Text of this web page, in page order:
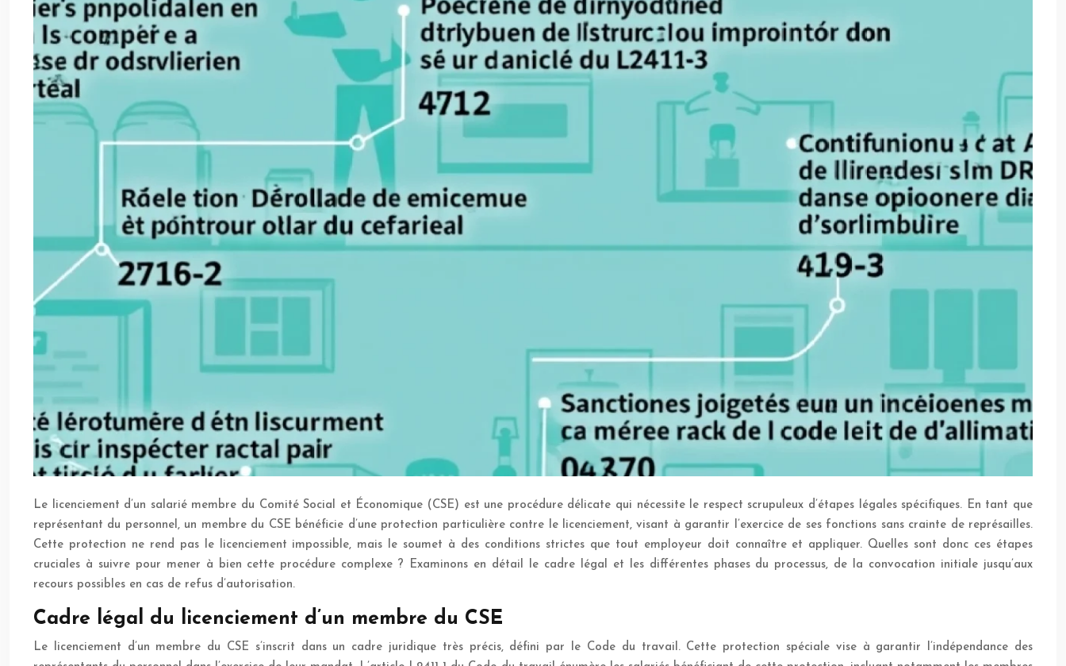
Le licenciement d’un salarié membre du Comité Social et Économique (CSE) est une procédure délicate qui nécessite le respect scrupuleux d’étapes légales spécifiques. En tant que
représentant du personnel, un membre du CSE bénéficie d’une protection particulière contre le licenciement, visant à garantir l’exercice de ses fonctions sans crainte de représailles.
Cette protection ne rend pas le licenciement impossible, mais le soumet à des conditions strictes que tout employeur doit connaître et appliquer. Quelles sont donc ces étapes
cruciales à suivre pour mener à bien cette procédure complexe ? Examinons en détail le cadre légal et les différentes phases du processus, de la convocation initiale jusqu’aux
recours possibles en cas de refus d’autorisation.
Cadre légal du licenciement d’un membre du CSE
Le licenciement d’un membre du CSE s’inscrit dans un cadre juridique très précis, défini par le Code du travail. Cette protection spéciale vise à garantir l’indépendance des